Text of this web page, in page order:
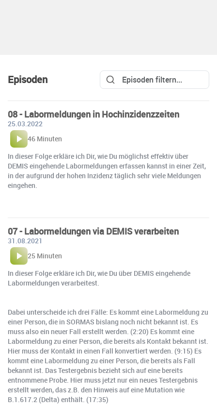
Episoden
08 - Labormeldungen in Hochinzidenzzeiten
25.03.2022
46 Minuten
In dieser Folge erkläre ich Dir, wie Du möglichst effektiv über
DEMIS eingehende Labormeldungen erfassen kannst in einer Zeit,
in der aufgrund der hohen Inzidenz täglich sehr viele Meldungen
eingehen.
07 - Labormeldungen via DEMIS verarbeiten
31.08.2021
25 Minuten
In dieser Folge erkläre ich Dir, wie Du über DEMIS eingehende
Labormeldungen verarbeitest.
Dabei unterscheide ich drei Fälle: Es kommt eine Labormeldung zu
einer Person, die in SORMAS bislang noch nicht bekannt ist. Es
muss also ein neuer Fall erstellt werden. (2:20) Es kommt eine
Labormeldung zu einer Person, die bereits als Kontakt bekannt ist.
Hier muss der Kontakt in einen Fall konvertiert werden. (9:15) Es
kommt eine Labormeldung zu einer Person, die bereits als Fall
bekannt ist. Das Testergebnis bezieht sich auf eine bereits
entnommene Probe. Hier muss jetzt nur ein neues Testergebnis
erstellt werden, das z.B. den Hinweis auf eine Mutation wie
B.1.617.2 (Delta) enthält. (17:35)